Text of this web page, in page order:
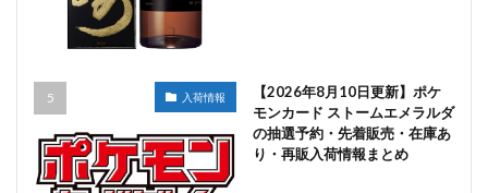
入荷情報
【2026年8月10日更新】ポケ
モンカード ストームエメラルダ
の抽選予約・先着販売・在庫あ
り・再販入荷情報まとめ